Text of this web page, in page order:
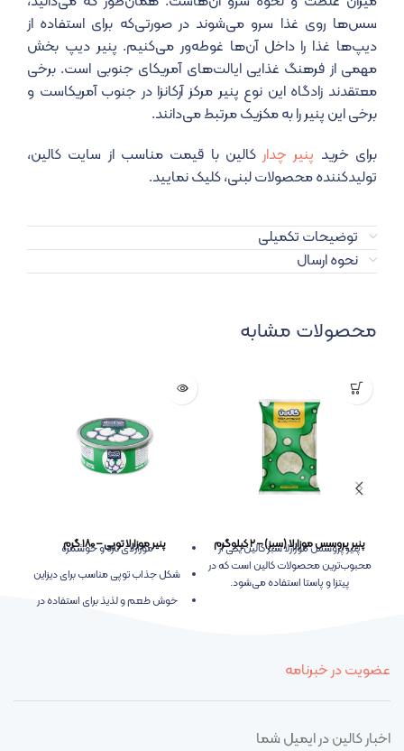
سس‌ها روی غذا سرو می‌شوند در صورتی‌که برای استفاده از
دیپ‌ها غذا را داخل آن‌ها غوطه‌ور می‌کنیم. پنیر دیپ بخش
مهمی از فرهنگ غذایی ایالت‌های آمریکای جنوبی است. برخی
معتقدند زادگاه این نوع پنیر مرکز آرکانزا در جنوب آمریکاست و
برخی این پنیر را به مکزیک مرتبط می‌دانند.
برای خرید پنیر چدار کالین با قیمت مناسب از سایت کالین،
تولیدکننده محصولات لبنی، کلیک نمایید.
توضیحات تکمیلی
نحوه ارسال
محصولات مشابه
پنیر پروسس موزارلا (سبز) – ۲ کیلوگرم
پنیر پروسس موزارلا سبز کالین یکی از
محبوب‌ترین محصولات کالین است که در
پیتزا و پاستا استفاده می‌شود.
پنیر موزارلا توپی – ۱۸۰ گرم
موزارلای تازه و خوشمزه
شکل جذاب توپی مناسب برای دیزاین
خوش طعم و لذیذ برای استفاده در
عضویت در خبرنامه
اخبار کالین در ایمیل شما